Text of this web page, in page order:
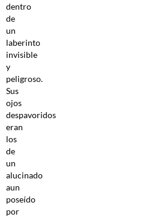
dentro
de
un
laberinto
invisible
y
peligroso.
Sus
ojos
despavoridos
eran
los
de
un
alucinado
aun
poseído
por